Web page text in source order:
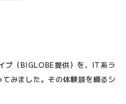
プ（BIGLOBE提供）を、IT系ラ
みました。その体験談を綴るシ